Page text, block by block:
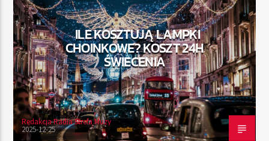
TERAZ
RADIO STREFA MUZY
00:00 24:00
ILE KOSZTUJĄ LAMPKI
CHOINKOWE? KOSZT 24H
ŚWIECENIA
Redakcja Radia Strefa Muzy
2025-12-25